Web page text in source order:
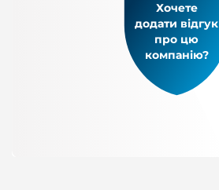
Хочете
додати відгук
про цю
компанію?